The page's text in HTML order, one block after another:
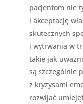
pacjentom nie
i akceptację
skutecznych
i wytrwania w
takie jak
są szczególnie
z kryzysami
rozwijać